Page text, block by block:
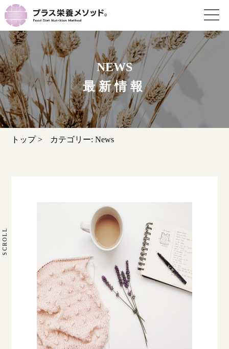
NEWS
最新情報
トップ> カテゴリー:News
SCROLL